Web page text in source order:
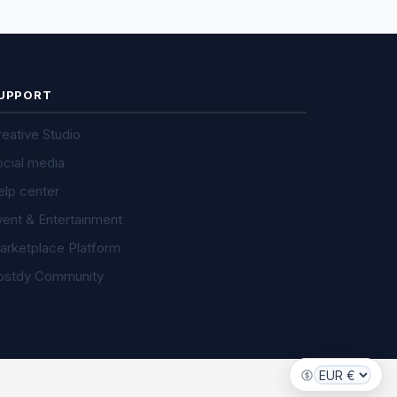
Studio
media
center
& Entertainment
Platform
Community